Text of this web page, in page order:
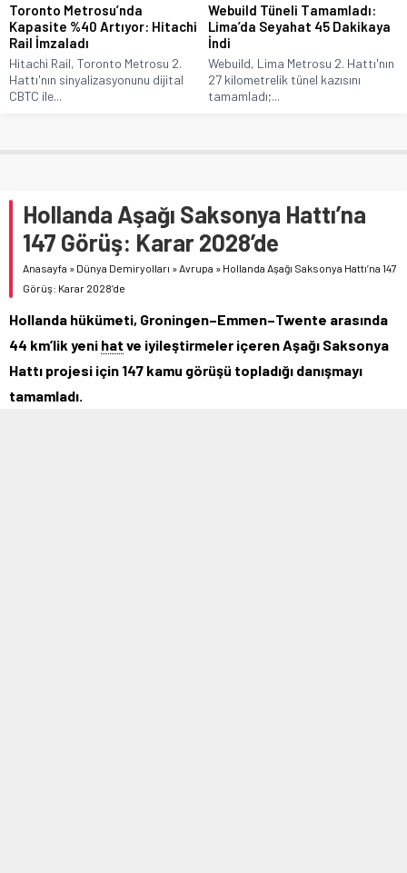
Toronto Metrosu’nda
Kapasite %40 Artıyor: Hitachi
Rail İmzaladı
Hitachi Rail, Toronto Metrosu 2.
Hattı'nın sinyalizasyonunu dijital
CBTC ile...
Webuild Tüneli Tamamladı:
Lima’da Seyahat 45 Dakikaya
İndi
Webuild, Lima Metrosu 2. Hattı'nın
27 kilometrelik tünel kazısını
tamamladı;...
Hollanda Aşağı Saksonya Hattı’na
147 Görüş: Karar 2028’de
Anasayfa » Dünya Demiryolları »Avrupa » Hollanda Aşağı Saksonya Hattı’na 147
Görüş: Karar 2028’de
Hollanda hükümeti, Groningen–Emmen–Twente arasında
44 km’lik yeni hat ve iyileştirmeler içeren Aşağı Saksonya
Hattı projesi için 147 kamu görüşü topladığı danışmayı
tamamladı.